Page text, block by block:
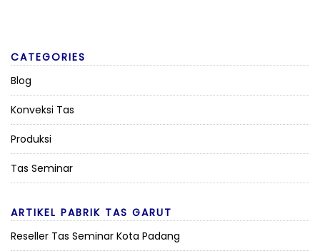
CATEGORIES
Blog
Konveksi Tas
Produksi
Tas Seminar
ARTIKEL PABRIK TAS GARUT
Reseller Tas Seminar Kota Padang